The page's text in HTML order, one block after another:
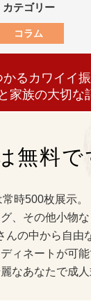
カテゴリー
コラム
かるカワイイ
家族の大切な
無料で
時500枚展示。
、その他小物
んの中から自由
ィネートが可能
なあなたで成人